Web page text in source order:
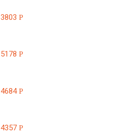
3803Р
5178Р
4684Р
4357Р